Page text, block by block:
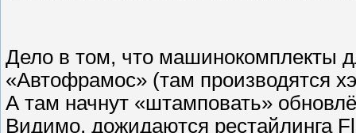
Дело в том, что машинокомплекты
«Автофрамос» (там производятся
А там начнут «штамповать»
Видимо, дожидаются рестайлинга